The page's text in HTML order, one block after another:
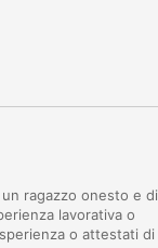
ragazzo onesto e di
lavorativa o
o attestati di